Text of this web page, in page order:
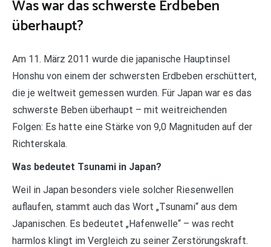
Was war das schwerste Erdbeben
überhaupt?
Am 11. März 2011 wurde die japanische Hauptinsel
Honshu von einem der schwersten Erdbeben erschüttert,
die je weltweit gemessen wurden. Für Japan war es das
schwerste Beben überhaupt – mit weitreichenden
Folgen: Es hatte eine Stärke von 9,0 Magnituden auf der
Richterskala.
Was bedeutet Tsunami in Japan?
Weil in Japan besonders viele solcher Riesenwellen
auflaufen, stammt auch das Wort „Tsunami“ aus dem
Japanischen. Es bedeutet „Hafenwelle“ – was recht
harmlos klingt im Vergleich zu seiner Zerstörungskraft.